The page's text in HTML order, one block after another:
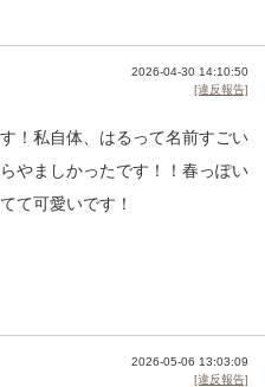
2026-04-30 14:10:50
[違反報告]
！私自体、はるって名前すごい
やましかったです！！春っぽい
て可愛いです！
2026-05-06 13:03:09
[違反報告]